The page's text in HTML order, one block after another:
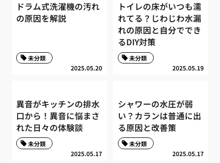
ドラム式洗濯機の汚れ
の原因を解説
2025.05.20
未分類
トイレの床がいつも濡
れてる？じわじわ水漏
れの原因と自分ででき
るDIY対策
2025.05.19
未分類
異音がキッチンの排水
口から！異音に悩まさ
れた日々の体験談
2025.05.17
未分類
シャワーの水圧が弱
い？カランは普通に出
る原因と改善策
2025.05.17
未分類